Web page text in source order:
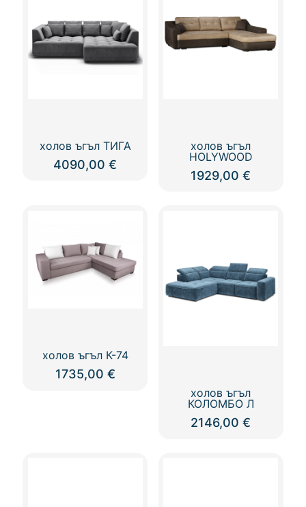
холов ъгъл ТИГА
4090,00€
холов ъгъл
HOLYWOOD
1929,00€
холов ъгъл К-74
1735,00 €
холов ъгъл
КОЛОМБО Л
2146,00€